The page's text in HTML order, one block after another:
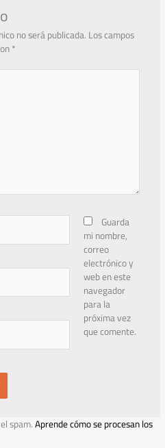
no será publicada.Los campos
*
Guarda
mi nombre,
correo
electrónico y
web en este
navegador
para la
próxima vez
que comente.
spam.Aprende cómo se procesan los